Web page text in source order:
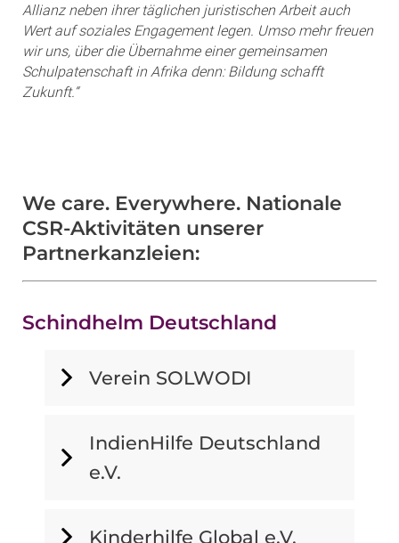
Allianz neben ihrer täglichen juristischen Arbeit auch
Wert auf soziales Engagement legen. Umso mehr freuen
wir uns, über die Übernahme einer gemeinsamen
Schulpatenschaft in Afrika denn: Bildung schafft
Zukunft.“
We care. Everywhere. Nationale
CSR-Aktivitäten unserer
Partnerkanzleien:
Schindhelm Deutschland
Verein SOLWODI
IndienHilfe Deutschland
e.V.
Kinderhilfe Global e.V.